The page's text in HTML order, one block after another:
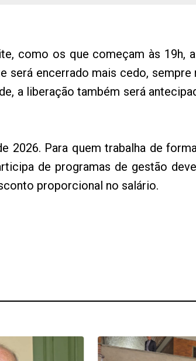
como os que começam às 19h,
será encerrado mais cedo, sempre
a liberação também será
Para quem trabalha de
de programas de gestão
proporcional no salário.